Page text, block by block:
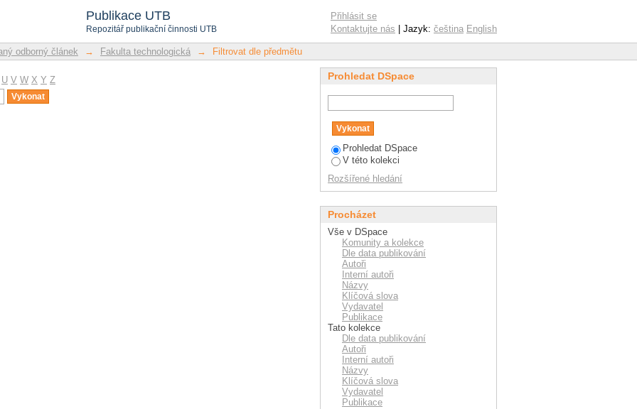
Publikace UTB
Repozitář publikační činnosti UTB
Přihlásit se
Kontaktujte nás | Jazyk: čeština English
odborný článek → Fakulta technologická → Filtrovat dle předmětu
U V W X Y Z
Prohledat DSpace
Prohledat DSpace
V této kolekci
Rozšířené hledání
Procházet
Vše v DSpace
Komunity a kolekce
Dle data publikování
Autoři
Interní autoři
Názvy
Klíčová slova
Vydavatel
Publikace
Tato kolekce
Dle data publikování
Autoři
Interní autoři
Názvy
Klíčová slova
Vydavatel
Publikace